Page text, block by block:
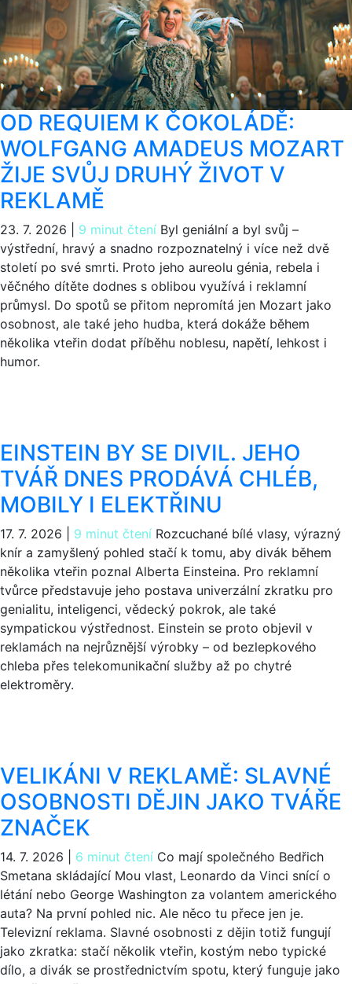
OD REQUIEM K ČOKOLÁDĚ:
WOLFGANG AMADEUS MOZART
ŽIJE SVŮJ DRUHÝ ŽIVOT V
REKLAMĚ
23. 7. 2026 9 minut čtení Byl geniální a byl svůj –
výstřední, hravý a snadno rozpoznatelný i více než dvě
století po své smrti. Proto jeho aureolu génia, rebela i
věčného dítěte dodnes s oblibou využívá i reklamní
průmysl. Do spotů se přitom nepromítá jen Mozart jako
osobnost, ale také jeho hudba, která dokáže během
několika vteřin dodat příběhu noblesu, napětí, lehkost i
humor.
EINSTEIN BY SE DIVIL. JEHO
TVÁŘ DNES PRODÁVÁ CHLÉB,
MOBILY I ELEKTŘINU
17. 7. 2026 9 minut čtení Rozcuchané bílé vlasy, výrazný
knír a zamyšlený pohled stačí k tomu, aby divák během
několika vteřin poznal Alberta Einsteina. Pro reklamní
tvůrce představuje jeho postava univerzální zkratku pro
genialitu, inteligenci, vědecký pokrok, ale také
sympatickou výstřednost. Einstein se proto objevil v
reklamách na nejrůznější výrobky – od bezlepkového
chleba přes telekomunikační služby až po chytré
elektroměry.
VELIKÁNI V REKLAMĚ: SLAVNÉ
OSOBNOSTI DĚJIN JAKO TVÁŘE
ZNAČEK
14. 7. 2026 6 minut čtení Co mají společného Bedřich
Smetana skládající Mou vlast, Leonardo da Vinci snící o
létání nebo George Washington za volantem amerického
auta? Na první pohled nic. Ale něco tu přece jen je.
Televizní reklama. Slavné osobnosti z dějin totiž fungují
jako zkratka: stačí několik vteřin, kostým nebo typické
dílo, a divák se prostřednictvím spotu, který funguje jako